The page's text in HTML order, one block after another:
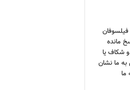
مانده
شکاف یا
ما نشان
ما